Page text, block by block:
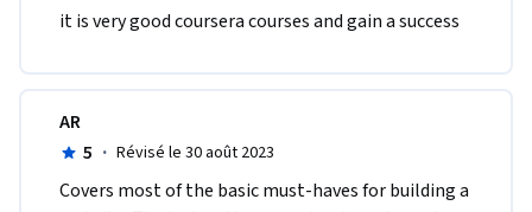
it is very good coursera courses and gain a success
AR
5 · Révisé le 30 août 2023
Covers most of the basic must-haves for building a